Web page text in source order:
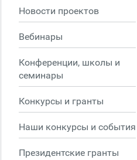
Новости проектов
Вебинары
Конференции, школы и
семинары
Конкурсы и гранты
Наши конкурсы и события
Президентские гранты